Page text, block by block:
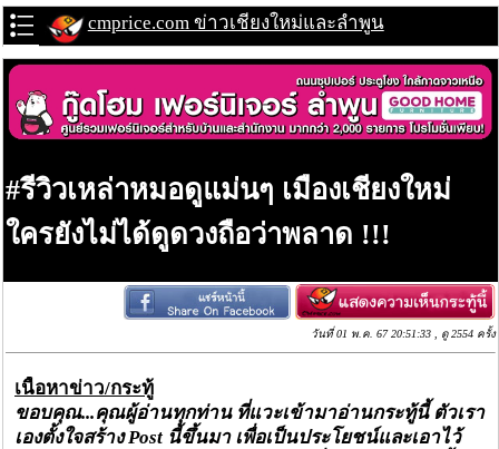
cmprice.com ข่าวเชียงใหม่และลำพูน
#รีวิวเหล่าหมอดูแม่นๆ เมืองเชียงใหม่
ใครยังไม่ได้ดูดวงถือว่าพลาด !!!
วันที่ 01 พ.ค. 67 20:51:33 , ดู 2554 ครั้ง
เนื้อหาข่าว/กระทู้
ขอบคุณ...คุณผู้อ่านทุกท่าน ที่แวะเข้ามาอ่านกระทู้นี้ ตัวเรา
เองตั้งใจสร้างPost นี้ขึ้นมา เพื่อเป็นประโยชน์และเอาไว้